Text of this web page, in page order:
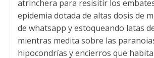
atrinchera para resisitir los
epidemia dotada de altas dosis de
de whatsapp y estoqueando latas
mientras medita sobre las
hipocondrías y encierros que